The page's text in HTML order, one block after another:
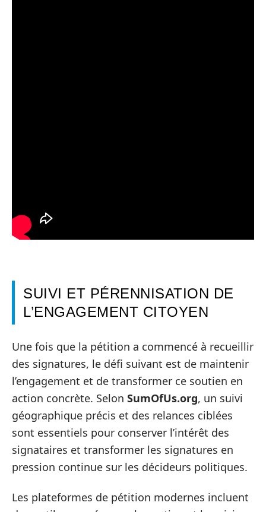
SUIVI ET PÉRENNISATION DE
L’ENGAGEMENT CITOYEN
Une fois que la pétition a commencé à recueillir
des signatures, le défi suivant est de maintenir
l’engagement et de transformer ce soutien en
action concrète. Selon SumOfUs.org, un suivi
géographique précis et des relances ciblées
sont essentiels pour conserver l’intérêt des
signataires et transformer les signatures en
pression continue sur les décideurs politiques.
Les plateformes de pétition modernes incluent